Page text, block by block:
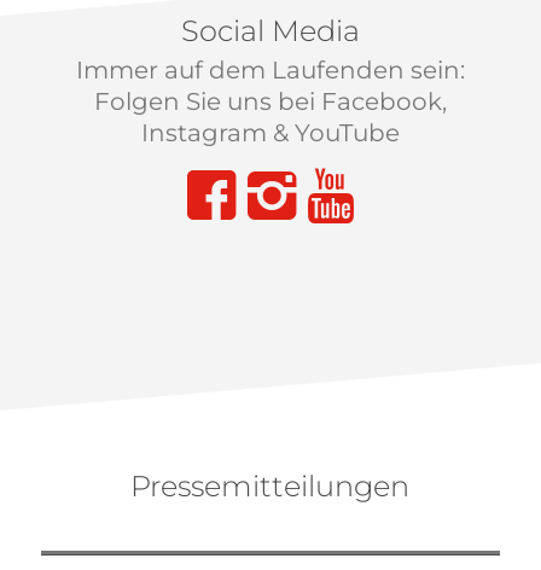
Social Media
Immer auf dem Laufenden sein:
Folgen Sie uns bei Facebook,
Instagram & YouTube
Pressemitteilungen